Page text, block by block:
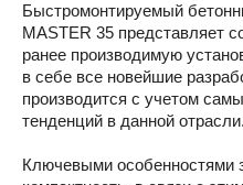
Быстромонтируемый
MASTER 35 представляет
ранее производимую
в себе все новейшие
производится с учетом
тенденций в данной отрасли.
Ключевыми особенностями